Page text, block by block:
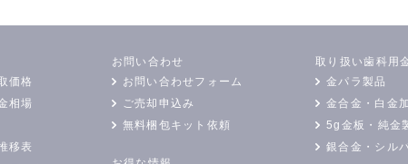
価格
相場
移表
お問い合わせ
お問い合わせフォーム
ご売却申込み
無料梱包キット依頼
取り扱い歯科用
金パラ製品
金合金・白金
5g金板・純金
銀合金・シル